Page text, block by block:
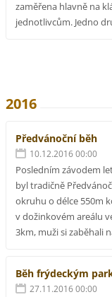
zaměřena hlavně na
jednotlivcům. Jedno
2016
Předvánoční běh
10.12.2016 00:00
Posledním závodem
byl tradičně
okruhu o délce 550m
v dožinkovém areálu
3km, muži si zaběhali
Běh frýdeckým
27.11.2016 00:00